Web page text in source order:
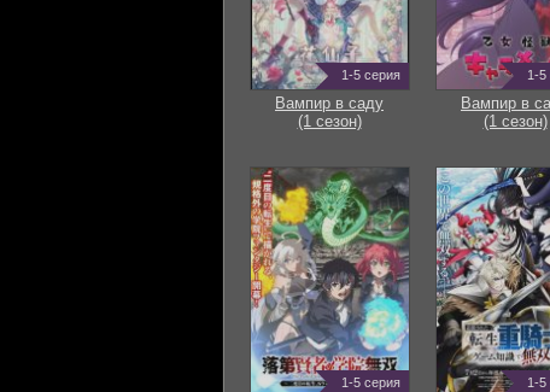
1-5 серия
Вампир в саду
(1 сезон)
1-5
Вампир в
(1 сезон)
1-5 серия 1-5